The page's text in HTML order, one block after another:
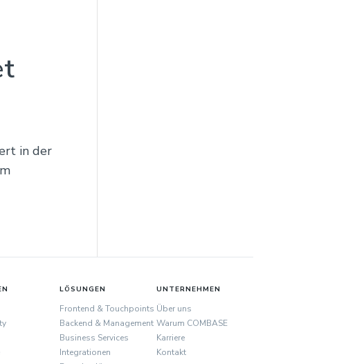
in der
LÖSUNGEN
Frontend & Touchpoints
Backend & Management
Business Services
Integrationen
UNTERNEHMEN
Über uns
Warum COMBASE
Karriere
Kontakt